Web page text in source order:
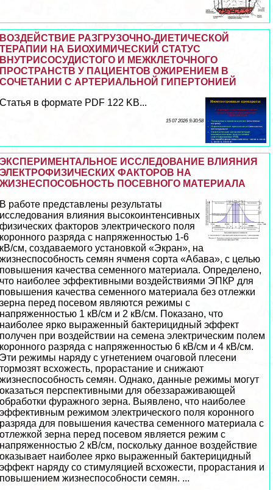
ВОЗДЕЙСТВИЕ РАЗГРУЗОЧНО-ДИЕТИЧЕСКОЙ
ТЕРАПИИ НА БИОХИМИЧЕСКИЙ СТАТУС
ВНУТРИСОСУДИСТОГО И МЕЖКЛЕТОЧНОГО
ПРОСТРАНСТВ У ПАЦИЕНТОВ ОЖИРЕНИЕМ В
СОЧЕТАНИИ С АРТЕРИАЛЬНОЙ ГИПЕРТОНИЕЙ
Статья в формате PDF 122 KB...
15 07 2026 9:30:58
ЭКСПЕРИМЕНТАЛЬНОЕ ИССЛЕДОВАНИЕ ВЛИЯНИЯ
ЭЛЕКТРОФИЗИЧЕСКИХ ФАКТОРОВ НА
ЖИЗНЕСПОСОБНОСТЬ ПОСЕВНОГО МАТЕРИАЛА
В работе представлены результаты
исследования влияния высокоинтенсивных
физических факторов электрического поля
коронного разряда с напряженностью 1-6
кВ/см, создаваемого установкой «Экран», на
жизнеспособность семян ячменя сорта «Абава», с целью
повышения качества семенного материала. Определено,
что наиболее эффективными воздействиями ЭПКР для
повышения качества семенного материала без отлежки
зерна перед посевом являются режимы с
напряженностью 1 кВ/см и 2 кВ/см. Показано, что
наиболее ярко выраженный бактерицидный эффект
получен при воздействии на семена электрическим полем
коронного разряда с напряженностью 6 кВ/см и 4 кВ/см.
Эти режимы наряду с угнетением очаговой плесени
тормозят всхожесть, прорастание и снижают
жизнеспособность семян. Однако, данные режимы могут
оказаться перспективными для обеззараживающей
обработки фуражного зерна. Выявлено, что наиболее
эффективным режимом электрического поля коронного
разряда для повышения качества семенного материала с
отлежкой зерна перед посевом является режим с
напряженностью 2 кВ/см, поскольку данное воздействие
оказывает наиболее ярко выраженный бактерицидный
эффект наряду со стимуляцией всхожести, прорастания и
повышением жизнеспособности семян. ...